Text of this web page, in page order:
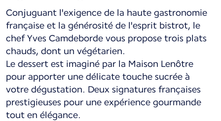
Conjuguant l'exigence de la haute gastronomie
française et la générosité de l'esprit bistrot, le
chef Yves Camdeborde vous propose trois plats
chauds, dont un végétarien.
Le dessert est imaginé par la Maison Lenôtre
pour apporter une délicate touche sucrée à
votre dégustation. Deux signatures françaises
prestigieuses pour une expérience gourmande
tout en élégance.